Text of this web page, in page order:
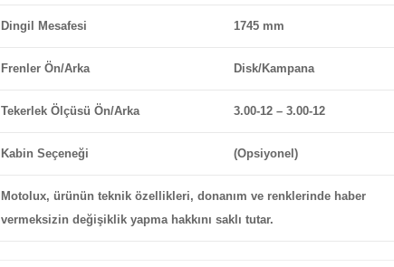
Dingil Mesafesi 1745 mm
Frenler Ön/Arka Disk/Kampana
Tekerlek Ölçüsü Ön/Arka 3.00-12 – 3.00-12
Kabin Seçeneği (Opsiyonel)
Motolux, ürünün teknik özellikleri, donanım ve renklerinde haber
vermeksizin değişiklik yapma hakkını saklı tutar.